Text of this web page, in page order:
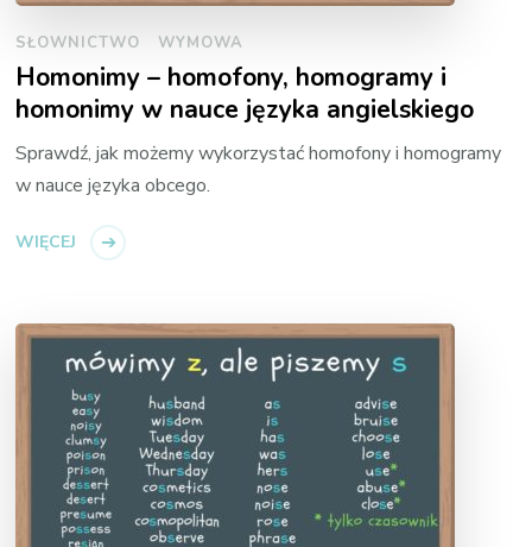
SŁOWNICTWO WYMOWA
Homonimy – homofony, homogramy i
homonimy w nauce języka angielskiego
Sprawdź, jak możemy wykorzystać homofony i homogramy
w nauce języka obcego.
WIĘCEJ